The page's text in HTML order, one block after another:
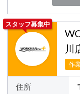
スタッフ募集中
川
作
住所